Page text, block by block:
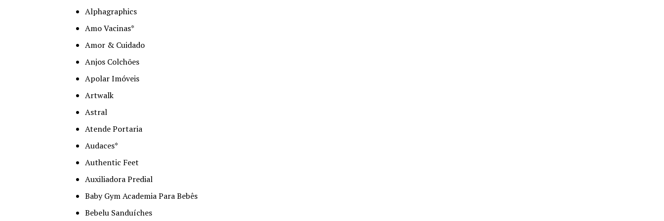
Alphagraphics
Amo Vacinas*
Amor & Cuidado
Anjos Colchões
Apolar Imóveis
Artwalk
Astral
Atende Portaria
Audaces*
Authentic Feet
Auxiliadora Predial
Baby Gym Academia Para Bebês
Bebelu Sanduíches